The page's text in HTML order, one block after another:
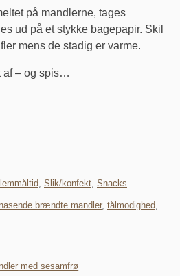
på mandlerne, tages
ud på et stykke bagepapir. Skil
mens de stadig er varme.
af – og spis…
, Slik/konfekt, Snacks
brændte mandler, tålmodighed
med sesamfrø